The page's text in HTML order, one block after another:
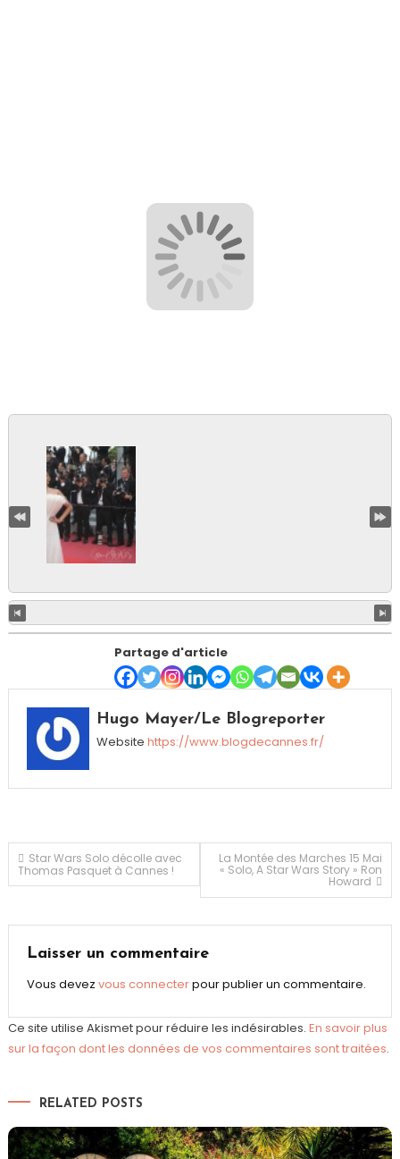
Partage d'article
Hugo Mayer/Le Blogreporter
Website https://www.blogdecannes.fr/
Navigation
l’article
Star Wars Solo décolle avec
Thomas Pasquet à Cannes !
La Montée des Marches 15 Mai
« Solo, A Star Wars Story » Ron
Howard
Laisser un commentaire
Vous devez vous connecterpour publier un commentaire.
Ce site utilise Akismet pour réduire les indésirables. En savoir plus
sur la façon dont les données de vos commentaires sont traitées.
RELATED POSTS